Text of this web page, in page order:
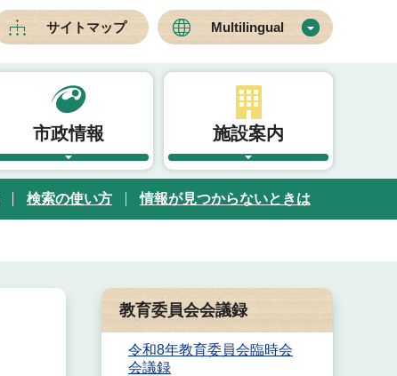
サイトマップ Multilingual
市政情報 施設案内
検索の使い方 情報が見つからないときは
教育委員会会議録
令和8年教育委員会臨時会
会議録